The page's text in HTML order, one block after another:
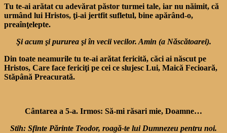
Tu te-ai arătat cu adevărat păstor turmei tale, iar nu năimit, că
urmând lui Hristos, ţi-ai jertfit sufletul, bine apărând-o,
preaînţelepte.
Şi acum şi pururea şi în vecii vecilor. Amin (a Născătoarei).
Din toate neamurile tu te-ai arătat fericită, căci ai născut pe
Hristos, Care face fericiţi pe cei ce slujesc Lui, Maică Fecioară,
Stăpână Preacurată.
Cântarea a 5-a. Irmos: Să-mi răsari mie, Doamne…
Stih: Sfinte Părinte Teodor, roagă-te lui Dumnezeu pentru noi.